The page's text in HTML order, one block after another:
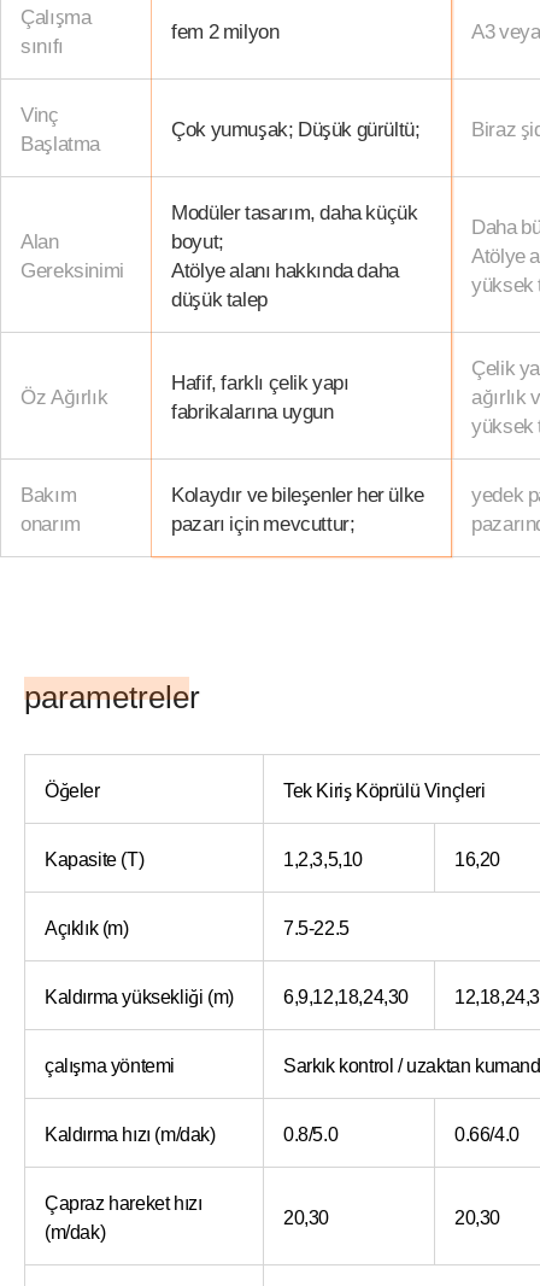
Çalışma
sınıfı
fem 2 milyon A3
Vinç
Başlatma
Çok yumuşak; Düşük gürültü; Biraz
Alan
Gereksinimi
Modüler tasarım, daha küçük
boyut;
Atölye alanı hakkında daha
düşük talep
Daha
Atölye
yüksek
Öz Ağırlık
Hafif, farklı çelik yapı
fabrikalarına uygun
Çelik
ağırlık
yüksek
Bakım
onarım
Kolaydır ve bileşenler her ülke
pazarı için mevcuttur;
yedek
parametreler
Öğeler Tek Kiriş Köprülü Vinçleri
Kapasite (T) 1,2,3,5,10 16,20
Açıklık (m) 7.5-22.5
Kaldırma yüksekliği (m) 6,9,12,18,24,30
çalışma yöntemi Sarkık kontrol / uzaktan
Kaldırma hızı (m/dak) 0.8/5.0 0.66/4.0
Çapraz hareket hızı
(m/dak)
20,30 20,30